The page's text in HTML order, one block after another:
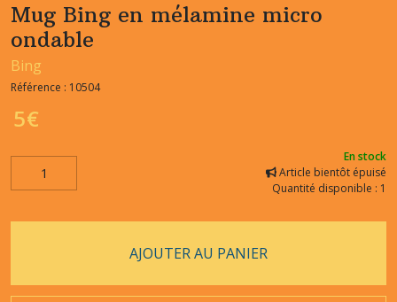
Mug Bing en mélamine micro
ondable
Bing
Référence : 10504
5€
En stock
Article bientôt épuisé
Quantité disponible : 1
AJOUTER AU PANIER